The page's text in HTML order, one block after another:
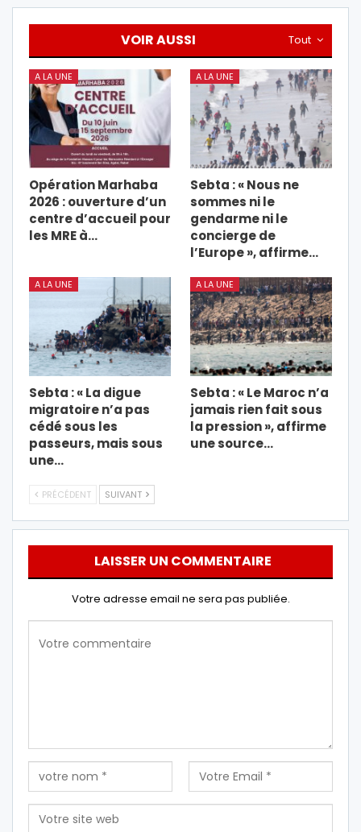
Tout
VOIR AUSSI
A LA UNE
Opération Marhaba
2026 : ouverture d’un
centre d’accueil pour
les MRE à…
A LA UNE
Sebta : « Nous ne
sommes ni le
gendarme ni le
concierge de
l’Europe », affirme…
A LA UNE
Sebta : « La digue
migratoire n’a pas
cédé sous les
passeurs, mais sous
une…
A LA UNE
Sebta : « Le Maroc n’a
jamais rien fait sous
la pression », affirme
une source…
PRÉCÉDENT SUIVANT
LAISSER UN COMMENTAIRE
Votre adresse email ne sera pas publiée.